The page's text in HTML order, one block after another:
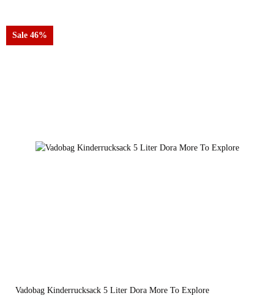
Sale 46%
Vadobag Kinderrucksack 5 Liter Dora More To Explore